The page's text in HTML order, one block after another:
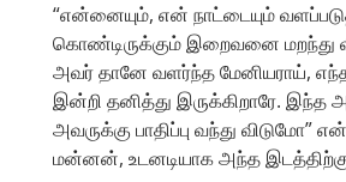
“என்னையும், என் நாட்டையும்
கொண்டிருக்கும் இறைவனை மறந்து
அவர் தானே வளர்ந்த மேனியராய், எந்த
இன்றி தனித்து இருக்கிறாரே.
அவருக்கு பாதிப்பு வந்து விடுமோ”
மன்னன், உடனடியாக அந்த